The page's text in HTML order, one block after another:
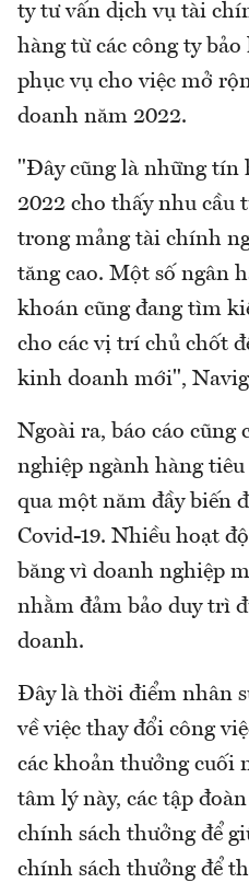
ty tư vấn dịch vụ tài
hàng từ các công ty
phục vụ cho việc mở
doanh năm 2022.
"Đây cũng là những tín
2022 cho thấy nhu cầu
trong mảng tài chính
tăng cao. Một số ngân
khoán cũng đang tìm
cho các vị trí chủ chốt
kinh doanh mới",
Ngoài ra, báo cáo cũng
nghiệp ngành hàng
qua một năm đầy biến
Covid-19. Nhiều hoạt
băng vì doanh nghiệp
nhằm đảm bảo duy trì
doanh.
Đây là thời điểm nhân
về việc thay đổi công
các khoản thưởng cuối
tâm lý này, các tập
chính sách thưởng để
chính sách thưởng để